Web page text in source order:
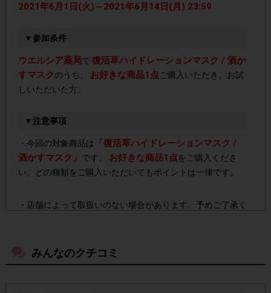
2021年6月1日(火)～2021年6月14日(月) 23:59
▼参加条件
ウエルシア薬局で復活草ハイドレーションマスク / 酒か
すマスクのうち、 お好きな商品1点 ご購入いただき、お試
しいただいた方。
▼注意事項
・今回の対象商品は
「復活草ハイドレーションマスク /
酒かすマスク」 です。 お好きな商品1点をご購入くださ
い。どの種類をご購入いただいてもポイントは一律です。
・店舗によって取扱いのない場合があります。予めご了承く
・参加(申し込み)を回答前にしていただければ、募集人数が
上限に達しても、掲載期間内のアンケート回答が可能です。
みんなのクチコミ